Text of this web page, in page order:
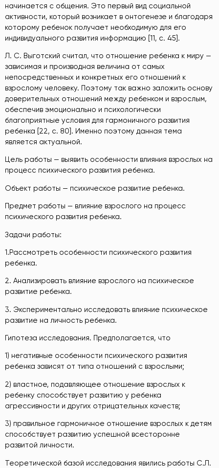
начинается с общения. Это первый вид социальной
активности, который возникает в онтогенезе и благодаря
которому ребенок получает необходимую для его
индивидуального развития информацию [11, с. 45].
Л. С. Выготский считал, что отношение ребенка к миру —
зависимая и производная величина от самых
непосредственных и конкретных его отношений к
взрослому человеку. Поэтому так важно заложить основу
доверительных отношений между ребенком и взрослым,
обеспечив эмоционально и психологически
благоприятные условия для гармоничного развития
ребенка [22, с. 80]. Именно поэтому данная тема
является актуальной.
Цель работы — выявить особенности влияния взрослых на
процесс психического развития ребенка.
Объект работы — психическое развитие ребенка.
Предмет работы — влияние взрослого на процесс
психического развития ребенка.
Задачи работы:
1.Рассмотреть особенности психического развития
ребенка.
2. Анализировать влияние взрослого на психическое
развитие ребенка.
3. Экспериментально исследовать влияние психическое
развитие на личность ребенка.
Гипотеза исследования. Предполагается, что
1) негативные особенности психического развития
ребенка зависят от типа отношений с взрослыми;
2) властное, подавляющее отношение взрослых к
ребенку способствует развитию у ребенка
агрессивности и других отрицательных качеств;
3) правильное гармоничное отношение взрослых к детям
способствует развитию успешной всесторонне
развитой личности.
Теоретической базой исследования явились работы С.Л.